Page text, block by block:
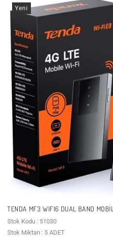
Yeni
TENDA MF3 WIFI6 DUAL BAND
Stok Kodu : 51030
Stok Miktarı : 5 ADET